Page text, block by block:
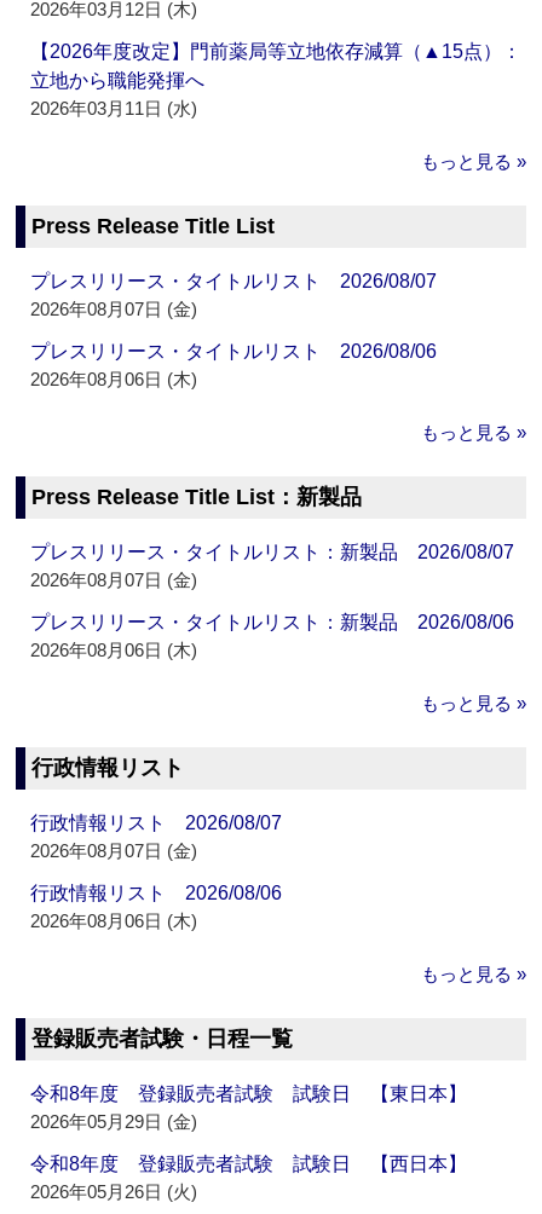
2026年03月12日 (木)
【2026年度改定】門前薬局等立地依存減算（▲15点）：
立地から職能発揮へ
2026年03月11日 (水)
もっと見る »
Press Release Title List
プレスリリース・タイトルリスト 2026/08/07
2026年08月07日 (金)
プレスリリース・タイトルリスト 2026/08/06
2026年08月06日 (木)
もっと見る »
Press Release Title List：新製品
プレスリリース・タイトルリスト：新製品 2026/08/07
2026年08月07日 (金)
プレスリリース・タイトルリスト：新製品 2026/08/06
2026年08月06日 (木)
もっと見る »
行政情報リスト
行政情報リスト 2026/08/07
2026年08月07日 (金)
行政情報リスト 2026/08/06
2026年08月06日 (木)
もっと見る »
登録販売者試験・日程一覧
令和8年度 登録販売者試験 試験日 【東日本】
2026年05月29日 (金)
令和8年度 登録販売者試験 試験日 【西日本】
2026年05月26日 (火)